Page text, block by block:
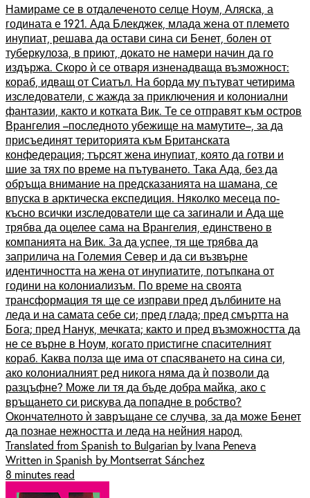
Намираме се в отдалеченото селце Ноум, Аляска, а
годината е 1921. Ада Блекджек, млада жена от племето
инупиат, решава да остави сина си Бенет, болен от
туберкулоза, в приют, докато не намери начин да го
издържа. Скоро ѝ се отваря изненадваща възможност:
кораб, идващ от Сиатъл. На борда му пътуват четирима
изследователи, с жажда за приключения и колониални
фантазии, както и котката Вик. Те се отправят към остров
Врангелия –последното убежище на мамутите–, за да
присъединят територията към Британската
конфедерация; търсят жена инупиат, която да готви и
шие за тях по време на пътуването. Така Ада, без да
обръща внимание на предсказанията на шамана, се
впуска в арктическа експедиция. Няколко месеца по-
късно всички изследователи ще са загинали и Ада ще
трябва да оцелее сама на Врангелия, единствено в
компанията на Вик. За да успее, тя ще трябва да
заприлича на Големия Север и да си възвърне
идентичността на жена от инупиатите, потъпкана от
години на колониализъм. По време на своята
трансформация тя ще се изправи пред дълбините на
леда и на самата себе си; пред глада; пред смъртта на
Бога; пред Нанук, мечката; както и пред възможността да
не се върне в Ноум, когато пристигне спасителният
кораб. Каква полза ще има от спасяването на сина си,
ако колониалният ред никога няма да ѝ позволи да
разцъфне? Може ли тя да бъде добра майка, ако с
връщането си рискува да попадне в робство?
Окончателното ѝ завръщане се случва, за да може Бенет
да познае нежността и леда на нейния народ.
Translated from Spanish to Bulgarian by Ivana Peneva
Written in Spanish by Montserrat Sánchez
8 minutes read